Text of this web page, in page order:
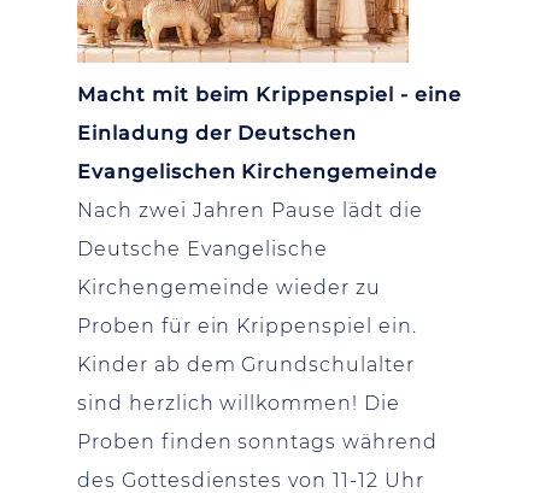
Macht mit beim Krippenspiel - eine
Einladung der Deutschen
Evangelischen Kirchengemeinde
Nach zwei Jahren Pause lädt die
Deutsche Evangelische
Kirchengemeinde wieder zu
Proben für ein Krippenspiel ein.
Kinder ab dem Grundschulalter
sind herzlich willkommen! Die
Proben finden sonntags während
des Gottesdienstes von 11-12 Uhr